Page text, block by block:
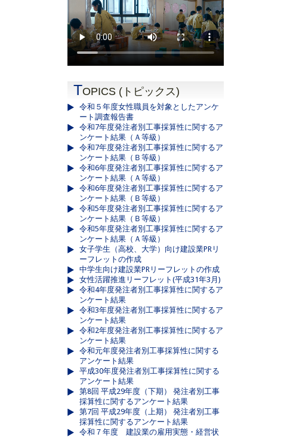
TOPICS (トピックス)
令和５年度女性職員を対象としたアンケ
ート調査報告書
令和7年度発注者別工事採算性に関するア
ンケート結果（Ａ等級）
令和7年度発注者別工事採算性に関するア
ンケート結果（Ｂ等級）
令和6年度発注者別工事採算性に関するア
ンケート結果（Ａ等級）
令和6年度発注者別工事採算性に関するア
ンケート結果（Ｂ等級）
令和5年度発注者別工事採算性に関するア
ンケート結果（Ｂ等級）
令和5年度発注者別工事採算性に関するア
ンケート結果（Ａ等級）
女子学生（高校、大学）向け建設業PRリ
ーフレットの作成
中学生向け建設業PRリーフレットの作成
女性活躍推進リーフレット(平成31年3月)
令和4年度発注者別工事採算性に関するア
ンケート結果
令和3年度発注者別工事採算性に関するア
ンケート結果
令和2年度発注者別工事採算性に関するア
ンケート結果
令和元年度発注者別工事採算性に関する
アンケート結果
平成30年度発注者別工事採算性に関する
アンケート結果
第8回 平成29年度（下期） 発注者別工事
採算性に関するアンケート結果
第7回 平成29年度（上期） 発注者別工事
採算性に関するアンケート結果
令和７年度 建設業の雇用実態・経営状